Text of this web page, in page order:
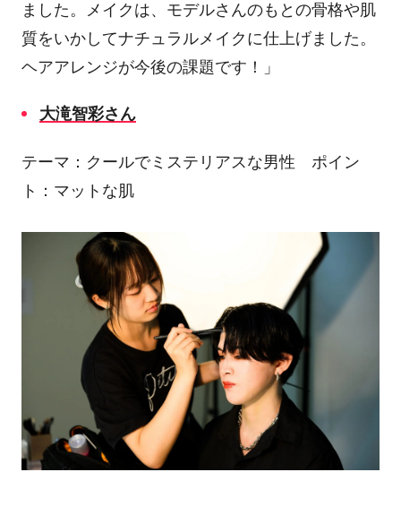
ました。メイクは、モデルさんのもとの骨格や肌
質をいかしてナチュラルメイクに仕上げました。
ヘアアレンジが今後の課題です！」
大滝智彩さん
テーマ：クールでミステリアスな男性 ポイン
ト：マットな肌